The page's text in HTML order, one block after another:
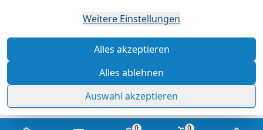
Artikel abgegeben
Rechtliche Hinweise – Klicken Sie hier für weitere
0 0
Weitere Einstellungen
Alles akzeptieren
Alles ablehnen
Auswahl akzeptieren